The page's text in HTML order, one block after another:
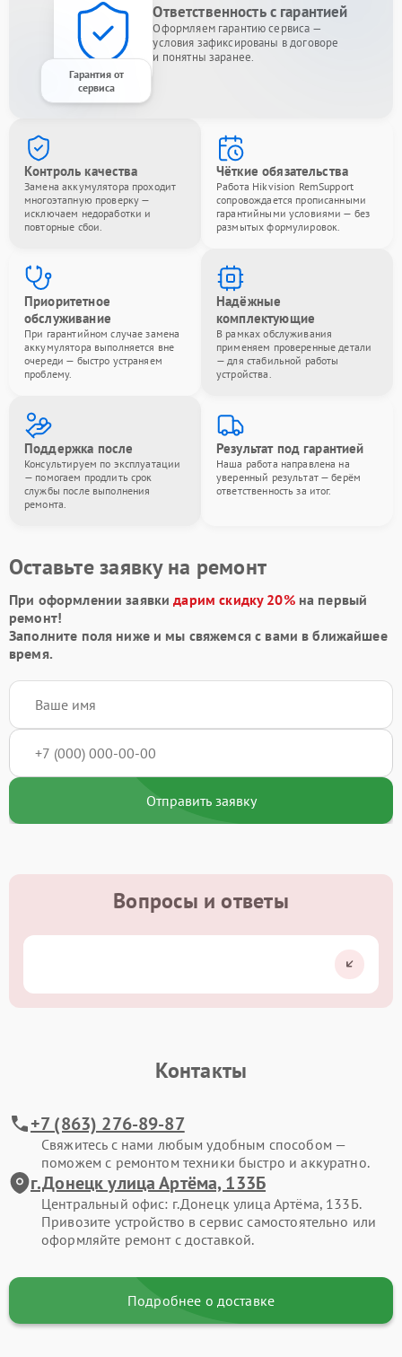
Гарантия от
сервиса
Ответственность с гарантией
Оформляем гарантию сервиса —
условия зафиксированы в договоре
и понятны заранее.
Контроль качества
Замена аккумулятора проходит
многоэтапную проверку —
исключаем недоработки и
повторные сбои.
Чёткие обязательства
Работа Hikvision RemSupport
сопровождается прописанными
гарантийными условиями — без
размытых формулировок.
Приоритетное
обслуживание
При гарантийном случае замена
аккумулятора выполняется вне
очереди — быстро устраняем
проблему.
Надёжные
комплектующие
В рамках обслуживания
применяем проверенные детали
— для стабильной работы
устройства.
Поддержка после
Консультируем по эксплуатации
— помогаем продлить срок
службы после выполнения
ремонта.
Результат под гарантией
Наша работа направлена на
уверенный результат — берём
ответственность за итог.
Оставьте заявку на ремонт
При оформлении заявкидарим скидку 20%на первый
ремонт!
Заполните поля ниже и мы свяжемся с вами в ближайшее
время.
Отправить заявку
Вопросы и ответы
Контакты
+7 (863) 276-89-87
Свяжитесь с нами любым удобным способом —
поможем с ремонтом техники быстро и аккуратно.
г.Донецк улица Артёма, 133Б
Центральный офис: г.Донецк улица Артёма, 133Б.
Привозите устройство в сервис самостоятельно или
оформляйте ремонт с доставкой.
Подробнее о доставке